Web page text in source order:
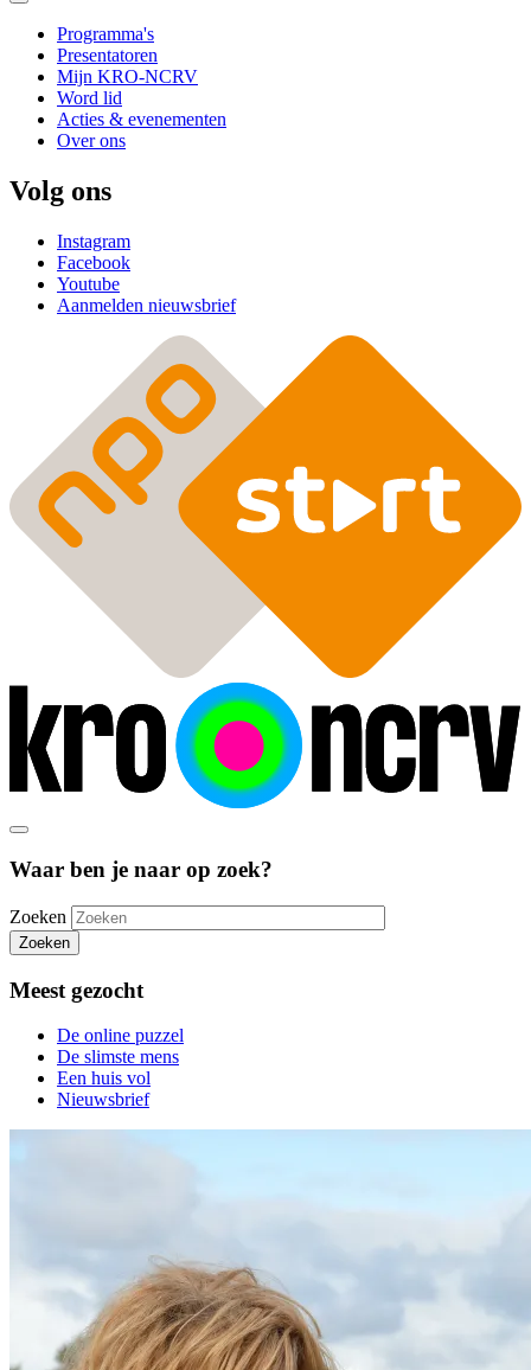
Programma's
Presentatoren
Mijn KRO-NCRV
Word lid
Acties & evenementen
Over ons
Volg ons
Instagram
Facebook
Youtube
Aanmelden nieuwsbrief
Waar ben je naar op zoek?
Zoeken
Zoeken
Meest gezocht
De online puzzel
De slimste mens
Een huis vol
Nieuwsbrief